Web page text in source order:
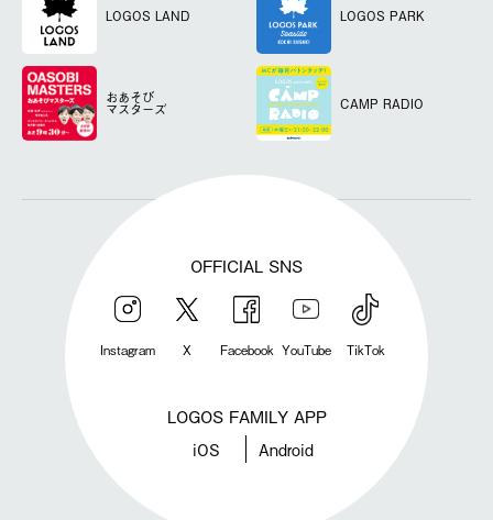
LOGOS LAND LOGOS PARK
おあそび
マスターズ CAMP RADIO
OFFICIAL SNS
Instagram X Facebook YouTube TikTok
LOGOS FAMILY APP
iOS Android